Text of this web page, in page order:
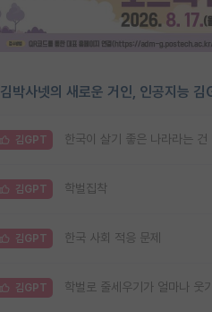
김박사넷의 새로운 거인, 인공지능
김GPT 한국이 살기 좋은 나라라는 건
김GPT 학벌집착
김GPT 한국 사회 적응 문제
김GPT 학벌로 줄세우기가 얼마나 웃